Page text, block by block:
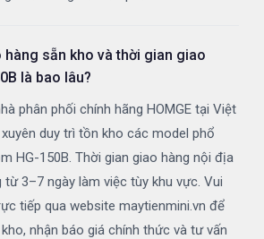
hàng sẵn kho và thời gian giao
là bao lâu?
phân phối chính hãng HOMGE tại Việt
duy trì tồn kho các model phổ
HG-150B. Thời gian giao hàng nội địa
3–7 ngày làm việc tùy khu vực. Vui
tiếp qua website maytienmini.vn để
nhận báo giá chính thức và tư vấn